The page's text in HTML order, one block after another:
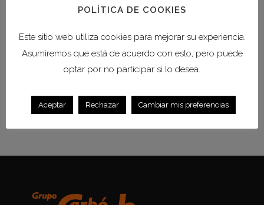
inimaginable sense els mitjans
condicions climàtiques adequades. Ara
bé, les necessitats de conservació...
POLÍTICA DE COOKIES
Este sitio web utiliza cookies para mejorar su experiencia.
Asumiremos que está de acuerdo con esto, pero puede
optar por no participar si lo desea.
Aceptar Rechazar Cambiar mis preferencias